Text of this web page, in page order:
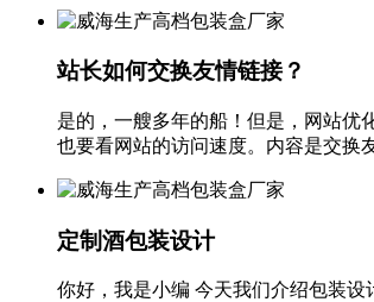
站长如何交换友情链接？
是的，一艘多年的船！但是，网站优
也要看网站的访问速度。内容是交换
定制酒包装设计
你好，我是小编 今天我们介绍包装